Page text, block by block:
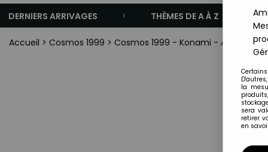
DERNIERS ARRIVAGES THÈMES DE A À Z
Accueil > Cosmos 1999 > Cosmos 1999 - Konami - Aigle
la
sera
retirer
en